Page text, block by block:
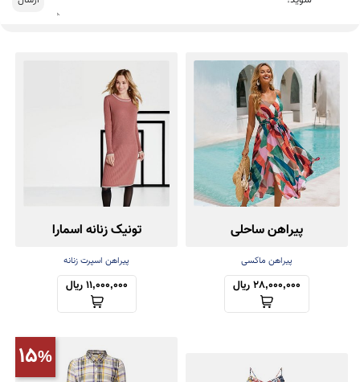
پیراهن ساحلی
پیراهن ماکسی
28,000,000 ریال
تونیک زنانه اسمارا
پیراهن اسپرت زنانه
11,000,000 ریال
15